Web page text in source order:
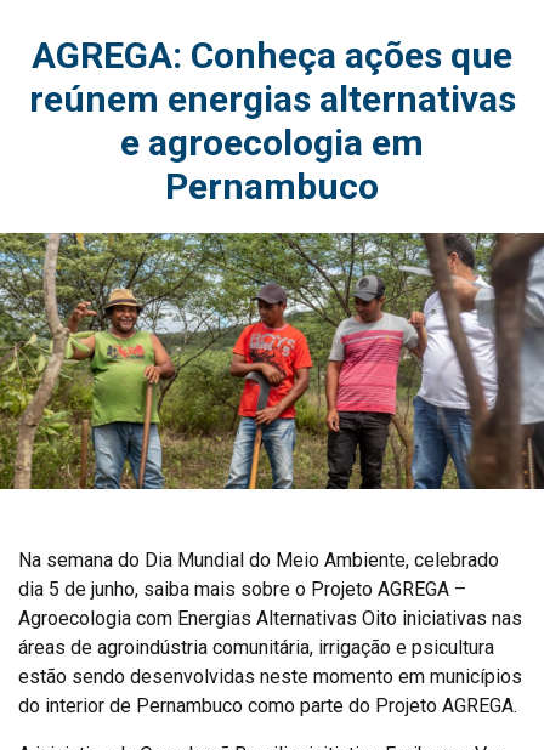
AGREGA: Conheça ações que
reúnem energias alternativas
e agroecologia em
Pernambuco
Na semana do Dia Mundial do Meio Ambiente, celebrado
dia 5 de junho, saiba mais sobre o Projeto AGREGA –
Agroecologia com Energias Alternativas Oito iniciativas nas
áreas de agroindústria comunitária, irrigação e psicultura
estão sendo desenvolvidas neste momento em municípios
do interior de Pernambuco como parte do Projeto AGREGA.